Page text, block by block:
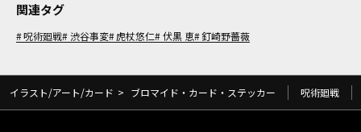
関連タグ
呪術廻戦 渋谷事変 虎杖悠仁 伏黒 恵 釘崎野薔薇
イラスト/アート/カード > ブロマイド・カード・ステッカー 呪術廻戦